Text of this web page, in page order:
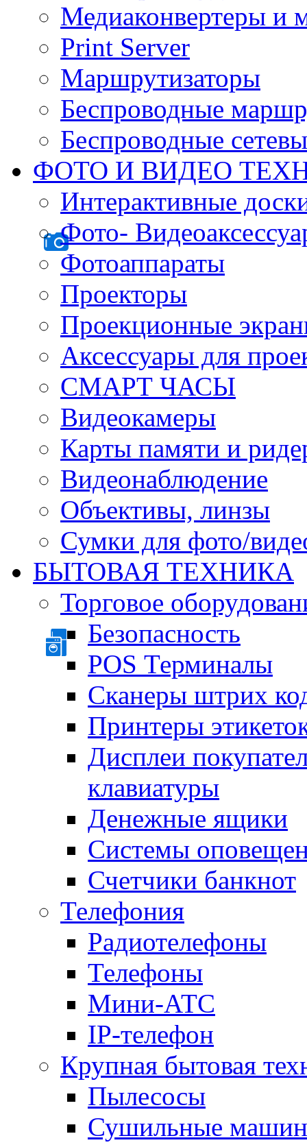
Медиаконвертеры и
Print Server
Маршрутизаторы
Беспроводные
Беспроводные
ФОТО И ВИДЕО
Интерактивные
Фото-
Фотоаппараты
Проекторы
Проекционные
Аксессуары для
СМАРТ ЧАСЫ
Видеокамеры
Карты памяти и
Видеонаблюдение
Объективы, линзы
Сумки для фото/
БЫТОВАЯ ТЕХНИКА
Торговое
Безопасность
POS Терминалы
Сканеры штрих
Принтеры
Дисплеи
клавиатуры
Денежные ящики
Системы
Счетчики банкнот
Телефония
Радиотелефоны
Телефоны
Мини-АТС
IP-телефон
Крупная бытовая
Пылесосы
Сушильные